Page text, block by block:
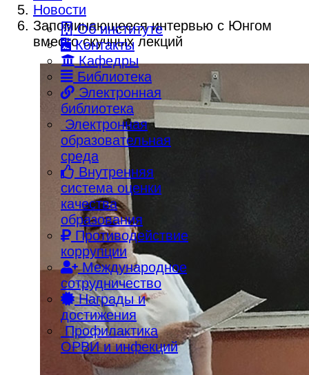
Об институте
Контакты
Кафедры
Библиотека
Электронная
библиотека
Электронная
образовательная
среда
Внутренняя
система оценки
качества
образования
Противодействие
коррупции
Международное
сотрудничество
Награды и
достижения
Профилактика
ОРВИ и инфекций
Новости
Запоминающееся интервью с Юнгом
вместо скучных лекций